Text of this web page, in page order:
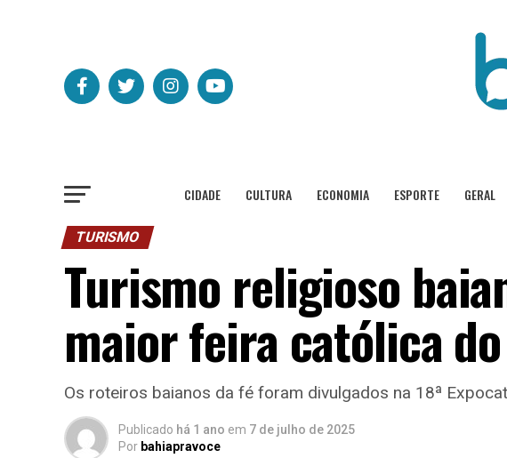
CIDADE CULTURA ECONOMIA ESPORTE GERAL
TURISMO
Turismo religioso
maior feira católica
Os roteiros baianos da fé foram divulgados na 18ª
Publicado há 1 ano em 7 de julho de 2025
Por bahiapravoce